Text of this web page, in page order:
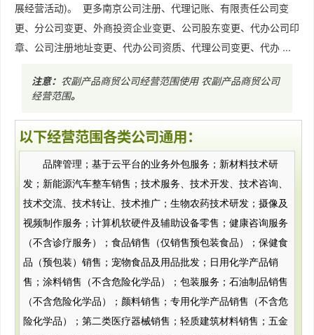
展经营活动)。 更多南京公司注册、代理记账、有限责任公司变
更、分公司变更、外商投资企业变更、公司股东变更、代办公司印
章、公司注册地址变更、代办公司资质、代理公司变更、代办 ...
注意： 农副产品商贸公司经营范围使用 农副产品商贸公司
经营范围。
以下经营范围各类公司通用：
品牌管理；基于云平台的业务外包服务；新材料技术研
发；新能源汽车整车销售；技术服务、技术开发、技术咨询、
技术交流、技术转让、技术推广；生物农药技术研发；摄像及
视频制作服务；计算机软硬件及辅助设备零售；健康咨询服务
（不含诊疗服务）；食品销售（仅销售预包装食品）；保健食
品（预包装）销售；宠物食品及用品批发；日用化学产品销
售；涂料销售（不含危险化学品）；包装服务；石油制品销售
（不含危险化学品）；颜料销售；专用化学产品销售（不含危
险化学品）；第二类医疗器械销售；轻质建筑材料销售；五金